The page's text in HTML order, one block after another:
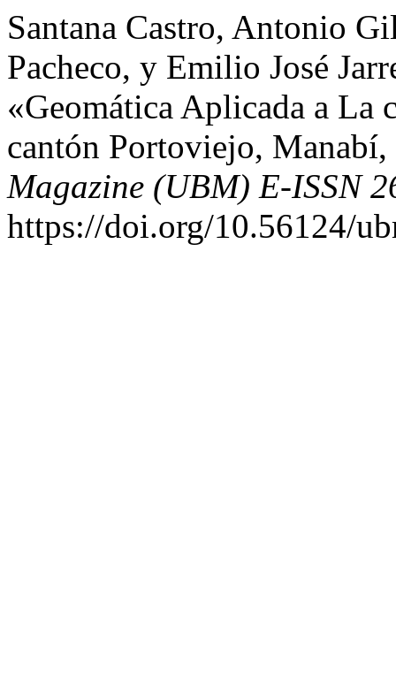
Santana Castro, Antonio
Pacheco, y Emilio José
«Geomática Aplicada a La
cantón Portoviejo,
Magazine (UBM) E-ISSN
https://doi.org/10.56124/